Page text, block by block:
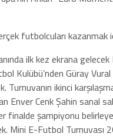
futbolcuları
ilk kez ekrana gelecek
Kulübü’nden Güray
Turnuvanın ikinci
Enver Cenk Şahin sanal
finalde şampiyonu
Mini E-Futbol Turnuvası